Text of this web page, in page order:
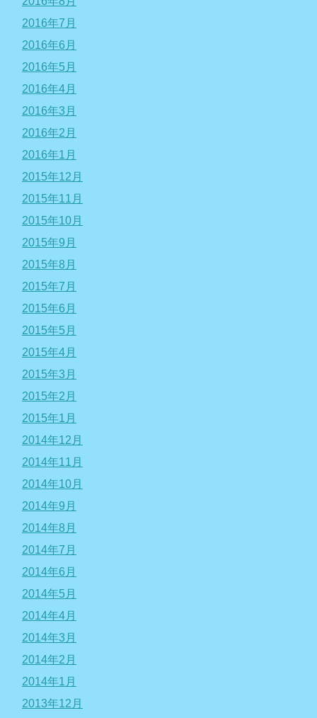
2016年7月
2016年6月
2016年5月
2016年4月
2016年3月
2016年2月
2016年1月
2015年12月
2015年11月
2015年10月
2015年9月
2015年8月
2015年7月
2015年6月
2015年5月
2015年4月
2015年3月
2015年2月
2015年1月
2014年12月
2014年11月
2014年10月
2014年9月
2014年8月
2014年7月
2014年6月
2014年5月
2014年4月
2014年3月
2014年2月
2014年1月
2013年12月